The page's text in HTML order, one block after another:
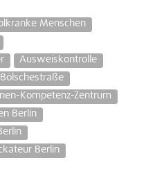
Menschen
Ausweiskontrolle
Kompetenz-Zentrum
Berlin
Berlin